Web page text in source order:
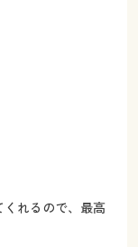
れるので、最高